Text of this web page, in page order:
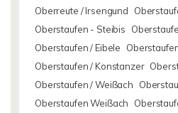
Oberreute / Irsengund
Oberstaufen - Steibis
Oberstaufen / Eibele
Oberstaufen / Konstanzer
Oberstaufen / Weißach
Oberstaufen Weißach